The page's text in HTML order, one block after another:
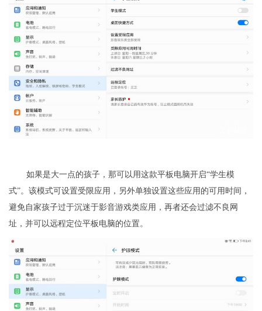
如果是大一点的孩子，那可以用这款平板电脑开启“学生模
式”。该模式可设置受限应用，另外单独设置这些应用的可用时间，
避免自家孩子过于沉迷于影音游戏类应用，再者还会过滤不良网
址，并可以远程定位平板电脑的位置。